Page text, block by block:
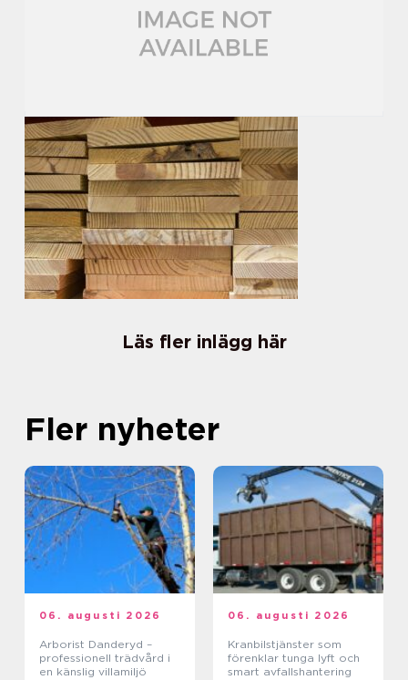
Läs fler inlägg här
Fler nyheter
06. augusti 2026
Arborist Danderyd –
professionell trädvård i
en känslig villamiljö
06. augusti 2026
Kranbilstjänster som
förenklar tunga lyft och
smart avfallshantering